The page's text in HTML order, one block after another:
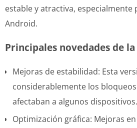
estable y atractiva, especialmente
Android.
Principales novedades de
Mejoras de estabilidad: Esta
considerablemente los
afectaban a algunos dispositivos.
Optimización gráfica: Mejoras en